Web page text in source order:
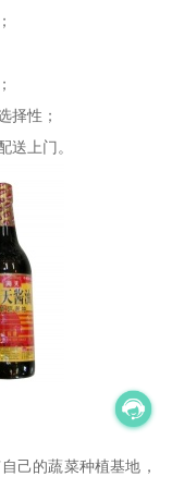
择性；
送上门。
己的蔬菜种植基地，